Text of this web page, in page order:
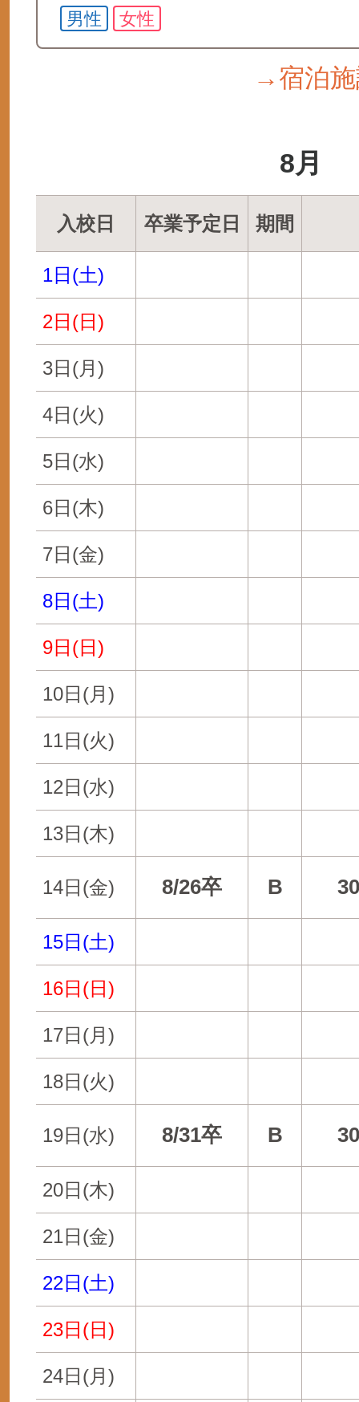
男性 女性
→宿泊
8月
入校日 卒業予定日 期間
1日(土)
2日(日)
3日(月)
4日(火)
5日(水)
6日(木)
7日(金)
8日(土)
9日(日)
10日(月)
11日(火)
12日(水)
13日(木)
14日(金) 8/26卒 B
15日(土)
16日(日)
17日(月)
18日(火)
19日(水) 8/31卒 B
20日(木)
21日(金)
22日(土)
23日(日)
24日(月)